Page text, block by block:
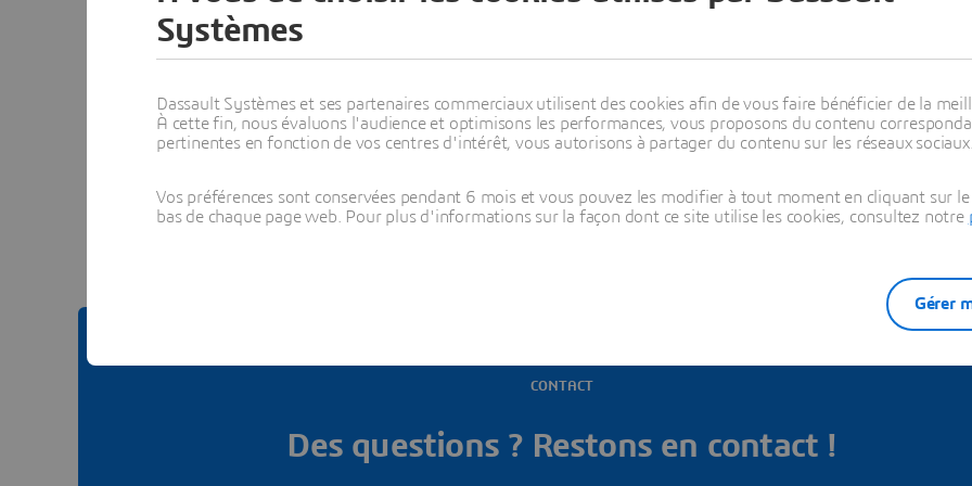
CONTACT
Des questions ? Restons en contact !
Systèmes
Dassault Systèmes et ses partenaires commerciaux utilisent des cookies afin de vous faire bénéficier de la
À cette fin, nous évaluons l'audience et optimisons les performances, vous proposons du contenu
pertinentes en fonction de vos centres d'intérêt, vous autorisons à partager du contenu sur les réseaux
Vos préférences sont conservées pendant 6 mois et vous pouvez les modifier à tout moment en cliquant sur
bas de chaque page web. Pour plus d'informations sur la façon dont ce site utilise les cookies, consultez notre
Gérer